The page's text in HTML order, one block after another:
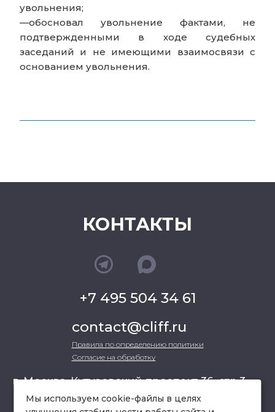
увольнения;
—обосновал увольнение фактами, не
подтвержденными в ходе судебных
заседаний и не имеющими взаимосвязи с
основанием увольнения.
КОНТАКТЫ
+7 495 504 34 61
contact@cliff.ru
Правила по определению политики
Согласие на обработку
г. Москва, Кутузовский проспект 36, стр.3 ,
офис 301
Мы используем cookie-файлы в целях